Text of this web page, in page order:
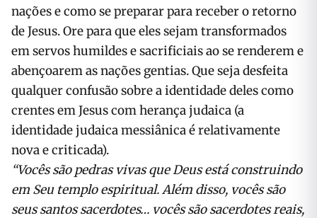
nações e como se preparar para receber o retorno
de Jesus. Ore para que eles sejam transformados
em servos humildes e sacrificiais ao se renderem e
abençoarem as nações gentias. Que seja desfeita
qualquer confusão sobre a identidade deles como
crentes em Jesus com herança judaica (a
identidade judaica messiânica é relativamente
nova e criticada).
“Vocês são pedras vivas que Deus está construindo
em Seu templo espiritual. Além disso, vocês são
seus santos sacerdotes… vocês são sacerdotes reais,